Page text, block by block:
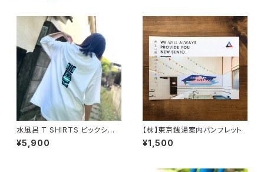
水風呂 T SHIRTS ビックシル
エット
¥5,900
【株】東京銭湯案内パンフレット
¥1,500